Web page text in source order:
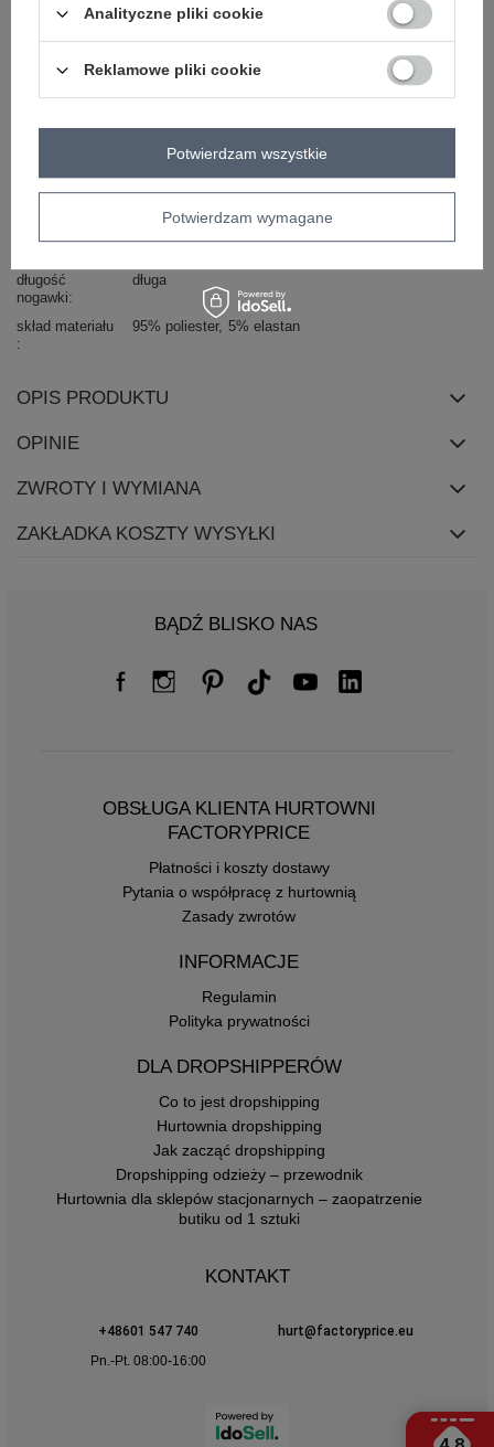
Khaki dwuczęściowy komplet welurowy Avignon
sposób prania: pranie w pralce w 30°C
FANCY
wzór
dominujący
gładki
kaptur
długość
nogawki
długa
skład materiału 95% poliester 5% elastan
OPIS PRODUKTU
OPINIE
ZWROTY I WYMIANA
ZAKŁADKA KOSZTY WYSYŁKI
BĄDŹ BLISKO NAS
OBSŁUGA KLIENTA HURTOWNI
FACTORYPRICE
Płatności i koszty dostawy
Pytania o współpracę z hurtownią
Zasady zwrotów
INFORMACJE
Regulamin
Polityka prywatności
DLA DROPSHIPPERÓW
Co to jest dropshipping
Hurtownia dropshipping
Jak zacząć dropshipping
Dropshipping odzieży – przewodnik
Hurtownia dla sklepów stacjonarnych – zaopatrzenie
butiku od 1 sztuki
KONTAKT
+48601 547 740
hurt@factoryprice.eu
Pn.-Pt. 08:00-16:00
Analityczne pliki cookie
Reklamowe pliki cookie
Potwierdzam wymagane
Potwierdzam wszystkie